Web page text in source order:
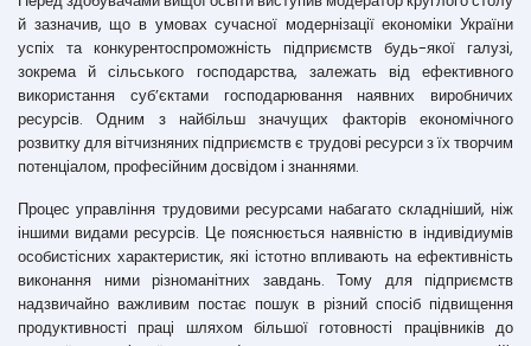
й зазначив, що в умовах сучасної модернізації економіки України
успіх та конкурентоспроможність підприємств будь-якої галузі,
зокрема й сільського господарства, залежать від ефективного
використання суб’єктами господарювання наявних виробничих
ресурсів. Одним з найбільш значущих факторів економічного
розвитку для вітчизняних підприємств є трудові ресурси з їх творчим
потенціалом, професійним досвідом і знаннями.
Процес управління трудовими ресурсами набагато складніший, ніж
іншими видами ресурсів. Це пояснюється наявністю в індивідиумів
особистісних характеристик, які істотно впливають на ефективність
виконання ними різноманітних завдань. Тому для підприємств
надзвичайно важливим постає пошук в різний спосіб підвищення
продуктивності праці шляхом більшої готовності працівників до